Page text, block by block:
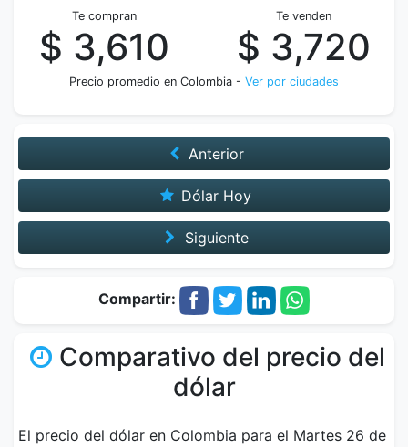
Te compran
$ 3,610
Te venden
$ 3,720
Precio promedio en Colombia - Ver por ciudades
Anterior
Dólar Hoy
Siguiente
Compartir:
Comparativo del precio del
dólar
El precio del dólar en Colombia para el Martes 26 de